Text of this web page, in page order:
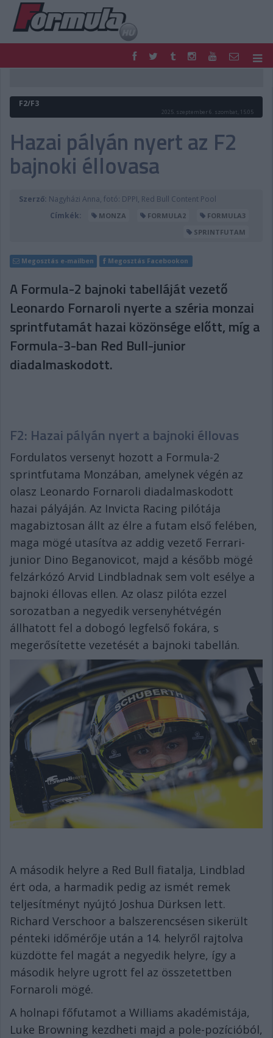
FORMULA
MOTOR
HAZAI
PODCAST
SHOP
LIVE
TIPPJÁTÉK
DIGITÁLIS MAGAZIN
PONTÁLLÁSOK
F2/F3
2025. szeptember 6. szombat, 15:05
Hazai pályán nyert az F2
bajnoki éllovasa
Szerző: Nagyházi Anna, fotó: DPPI, Red Bull Content Pool
Címkék:
MONZA FORMULA2
FORMULA3
SPRINTFUTAM
Megosztás e-mailben Megosztás Facebookon
A Formula-2 bajnoki tabelláját vezető
Leonardo Fornaroli nyerte a széria monzai
sprintfutamát hazai közönsége előtt, míg a
Formula-3-ban Red Bull-junior
diadalmaskodott.
F2: Hazai pályán nyert a bajnoki éllovas
Fordulatos versenyt hozott a Formula-2
sprintfutama Monzában, amelynek végén az
olasz Leonardo Fornaroli diadalmaskodott
hazai pályáján. Az Invicta Racing pilótája
magabiztosan állt az élre a futam első felében,
maga mögé utasítva az addig vezető Ferrari-
junior Dino Beganovicot, majd a később mögé
felzárkózó Arvid Lindbladnak sem volt esélye a
bajnoki éllovas ellen. Az olasz pilóta ezzel
sorozatban a negyedik versenyhétvégén
állhatott fel a dobogó legfelső fokára, s
megerősítette vezetését a bajnoki tabellán.
A második helyre a Red Bull fiatalja, Lindblad
ért oda, a harmadik pedig az ismét remek
teljesítményt nyújtó Joshua Dürksen lett.
Richard Verschoor a balszerencsésen sikerült
pénteki időmérője után a 14. helyről rajtolva
küzdötte fel magát a negyedik helyre, így a
második helyre ugrott fel az összetettben
Fornaroli mögé.
A holnapi főfutamot a Williams akadémistája,
Luke Browning kezdheti majd a pole-pozícióból,